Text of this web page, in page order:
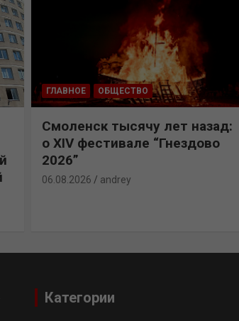
ГЛАВНОЕ ОБЩЕСТВО
Смоленск тысячу лет назад:
о XIV фестивале “Гнездово
2026”
06.08.2026 andrey
Категории